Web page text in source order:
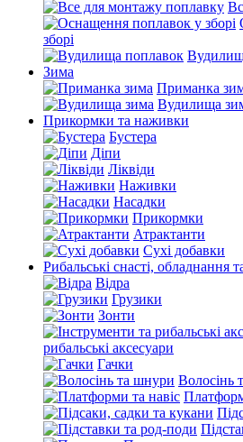
зборі
Зима
Приманка
Вудилища
Прикормки та наживки
Бустера
Діпи
Ліквіди
Наживки
Насадки
Прикормки
Атрактанти
Сухі добавки
Рибальські снасті, обладнання
Відра
Грузики
Зонти
рибальські аксесуари
Гачки
Волосінь